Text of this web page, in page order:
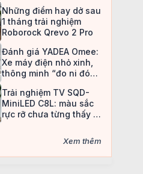
Những điểm hay dở sau
1 tháng trải nghiệm
Roborock Qrevo 2 Pro
Đánh giá YADEA Omee:
Xe máy điện nhỏ xinh,
thông minh “đo ni đóng
Trải nghiệm TV SQD-
MiniLED C8L: màu sắc
rực rỡ chưa từng thấy ở
Xem thêm